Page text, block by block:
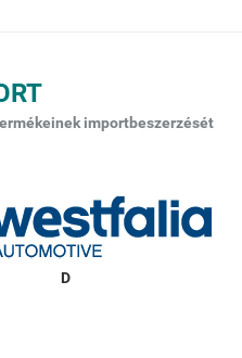
importbeszerzését